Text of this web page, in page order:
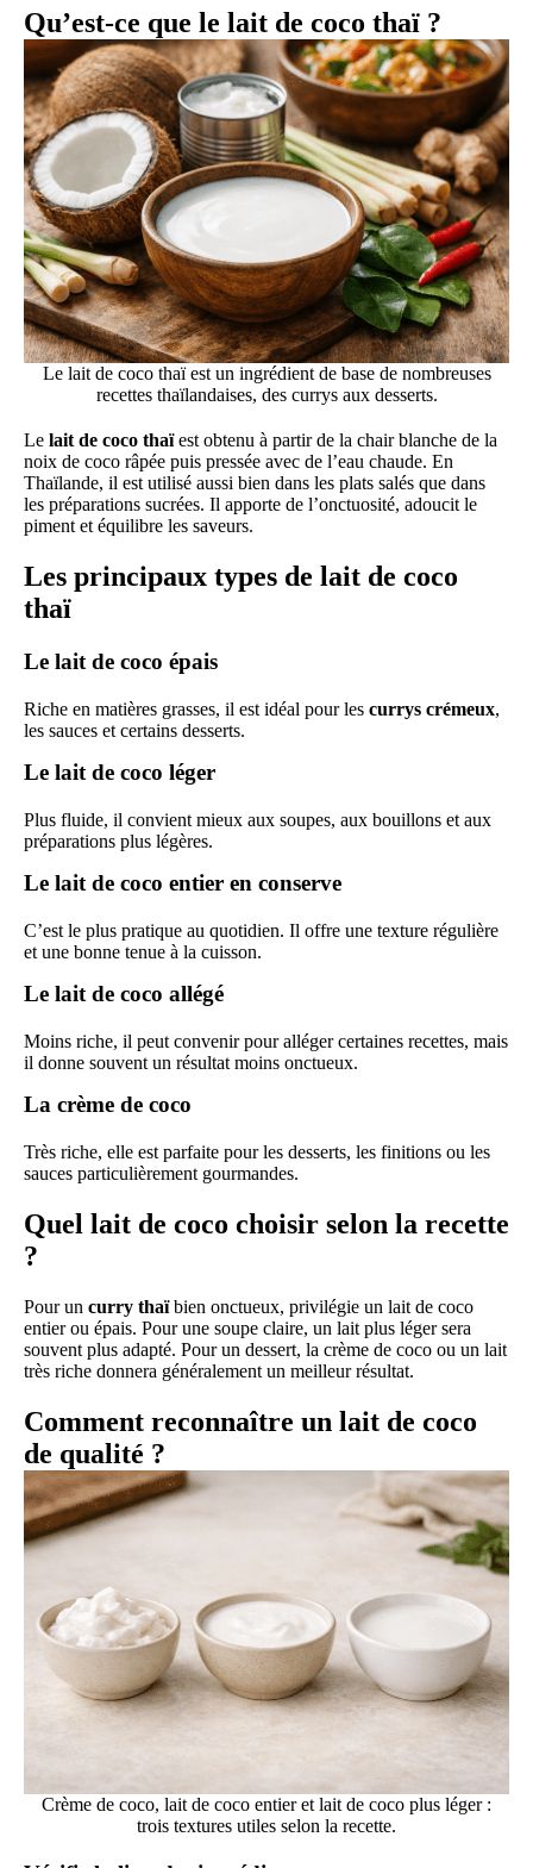
Qu’est-ce que le lait de coco thaï ?
Le lait de coco thaï est un ingrédient de base de nombreuses
recettes thaïlandaises, des currys aux desserts.
Le lait de coco thaïest obtenu à partir de la chair blanche de la
noix de coco râpée puis pressée avec de l’eau chaude. En
Thaïlande, il est utilisé aussi bien dans les plats salés que dans
les préparations sucrées. Il apporte de l’onctuosité, adoucit le
piment et équilibre les saveurs.
Les principaux types de lait de coco
thaï
Le lait de coco épais
Riche en matières grasses, il est idéal pour les currys crémeux,
les sauces et certains desserts.
Le lait de coco léger
Plus fluide, il convient mieux aux soupes, aux bouillons et aux
préparations plus légères.
Le lait de coco entier en conserve
C’est le plus pratique au quotidien. Il offre une texture régulière
et une bonne tenue à la cuisson.
Le lait de coco allégé
Moins riche, il peut convenir pour alléger certaines recettes, mais
il donne souvent un résultat moins onctueux.
La crème de coco
Très riche, elle est parfaite pour les desserts, les finitions ou les
sauces particulièrement gourmandes.
Quel lait de coco choisir selon la recette
?
Pour un curry thaïbien onctueux, privilégie un lait de coco
entier ou épais. Pour une soupe claire, un lait plus léger sera
souvent plus adapté. Pour un dessert, la crème de coco ou un lait
très riche donnera généralement un meilleur résultat.
Comment reconnaître un lait de coco
de qualité ?
Crème de coco, lait de coco entier et lait de coco plus léger :
trois textures utiles selon la recette.